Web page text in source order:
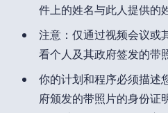
件上的姓名与此人提供的
注意：仅通过视频会议或
看个人及其政府签发的带
你的计划和程序必须描述
府颁发的带照片的身份证